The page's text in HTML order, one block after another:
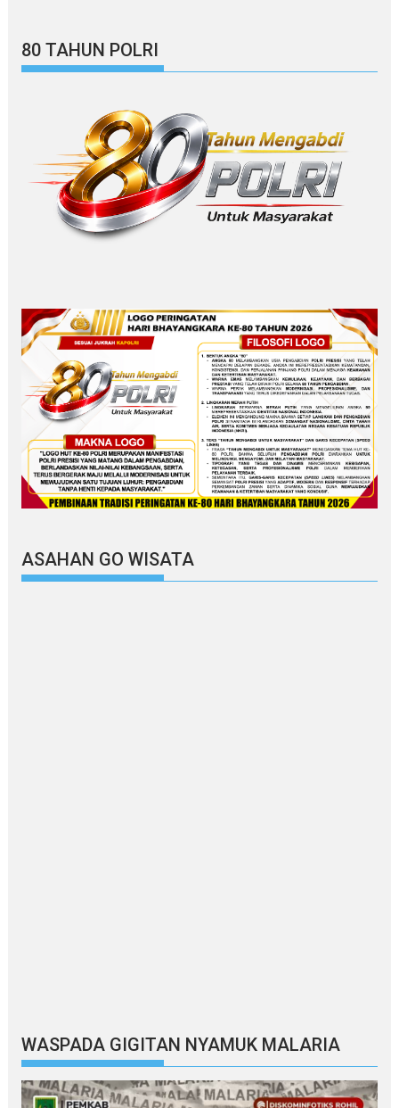
80 TAHUN POLRI
ASAHAN GO WISATA
WASPADA GIGITAN NYAMUK MALARIA